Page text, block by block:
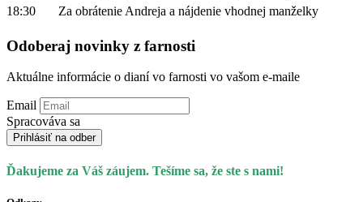
18:30
Za obrátenie Andreja a nájdenie vhodnej manželky
Odoberaj novinky z farnosti
Aktuálne informácie o dianí vo farnosti vo vašom e-maile
Email
Spracováva sa
Prihlásiť na odber
Ďakujeme za Váš záujem. Tešíme sa, že ste s nami!